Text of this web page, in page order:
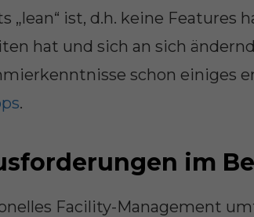
„lean“ ist, d.h. keine
hat und sich an sich
schon einiges
.
im
Facility-Management